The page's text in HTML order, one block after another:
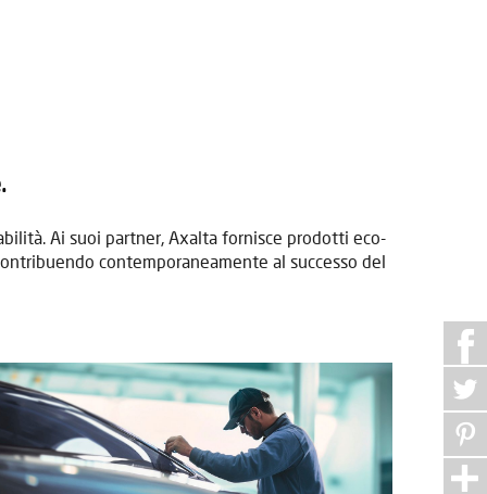
Ai suoi partner, Axalta fornisce prodotti eco-
contemporaneamente al successo del